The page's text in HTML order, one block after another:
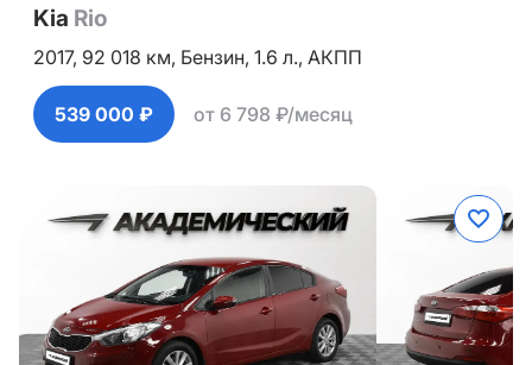
Kia Rio
2017, 92 018 км, Бензин, 1.6 л., АКПП
539 000 ₽ от 6 798 ₽/месяц